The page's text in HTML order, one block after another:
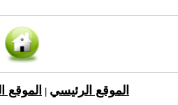
الموقع الرئيسي الموقع